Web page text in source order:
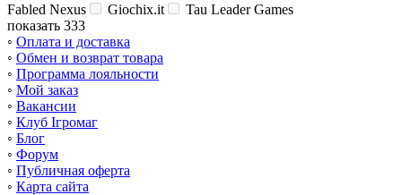
Fabled Nexus
Giochix.it
Tau Leader Games
показать 333
◦ Оплата и доставка
◦ Обмен и возврат товара
◦ Программа лояльности
◦ Мой заказ
◦ Вакансии
◦ Клуб Ігромаг
◦ Блог
◦ Форум
◦ Публичная оферта
◦ Карта сайта